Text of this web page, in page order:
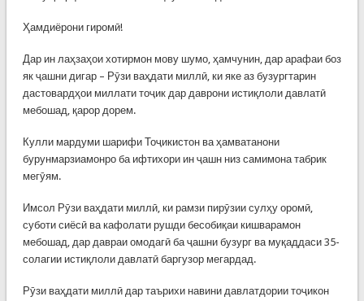
Ҳамдиёрони гиромӣ!
Дар ин лаҳзаҳои хотирмон мову шумо, ҳамчунин, дар арафаи боз
як ҷашни дигар – Рӯзи ваҳдати миллӣ, ки яке аз бузургтарин
дастовардҳои миллати тоҷик дар даврони истиқлоли давлатӣ
мебошад, қарор дорем.
Кулли мардуми шарифи Тоҷикистон ва ҳамватанони
бурунмарзиамонро ба ифтихори ин ҷашн низ самимона табрик
мегӯям.
Имсол Рӯзи ваҳдати миллӣ, ки рамзи пирӯзии сулҳу оромӣ,
суботи сиёсӣ ва кафолати рушди бесобиқаи кишварамон
мебошад, дар давраи омодагӣ ба ҷашни бузург ва муқаддаси 35-
солагии истиқлоли давлатӣ баргузор мегардад.
Рӯзи ваҳдати миллӣ дар таърихи навини давлатдории тоҷикон